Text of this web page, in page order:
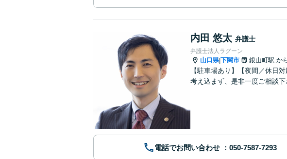
内田 悠太 弁護士
弁護士法人ラグーン
山口県|下関市 銀山町駅 か
【駐車場あり】【夜間／休日
考え込まず、是非一度ご相談下
電話でお問い合わせ